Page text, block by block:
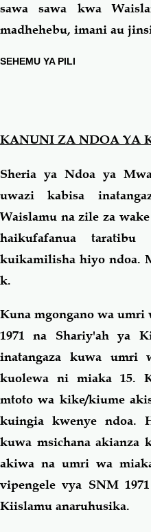
sawa sawa kwa
madhehebu, imani au
SEHEMU YA PILI
KANUNI ZA NDOA YA
Sheria ya Ndoa ya
uwazi kabisa
Waislamu na zile za
haikufafanua
kuikamilisha hiyo ndoa.
k.
Kuna mgongano wa umri
1971 na Shariy'ah ya
inatangaza kuwa
kuolewa ni miaka 15.
mtoto wa kike/kiume
kuingia kwenye ndoa.
kuwa msichana akianza
akiwa na umri wa
vipengele vya SNM
Kiislamu anaruhusika.